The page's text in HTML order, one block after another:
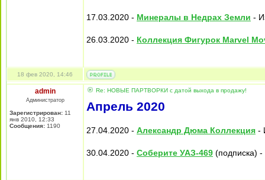
17.03.2020 - Минералы в Недрах Земли -
26.03.2020 - Коллекция Фигурок Marvel
18 фев 2020, 14:46
admin
Администратор
Зарегистрирован: 11
янв 2010, 12:33
Сообщения: 1190
Re: НОВЫЕ ПАРТВОРКИ с датой выхода в продажу!
Апрель 2020
27.04.2020 - Александр Дюма Коллекция -
30.04.2020 - Соберите УАЗ-469 (подписка) -